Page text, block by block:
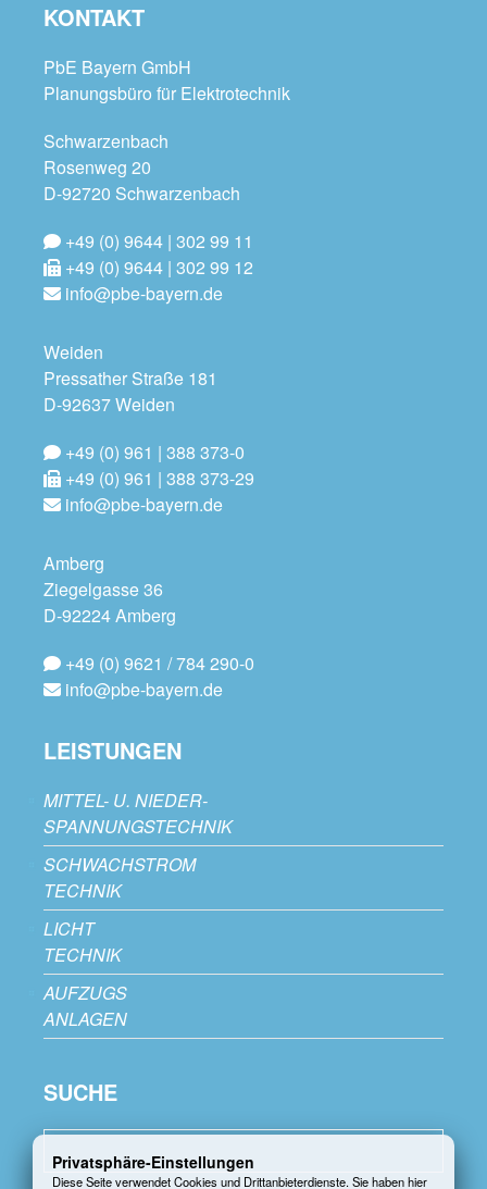
KONTAKT
PbE Bayern GmbH
Planungsbüro für Elektrotechnik
Schwarzenbach
Rosenweg 20
D-92720 Schwarzenbach
+49 (0) 9644 | 302 99 11
+49 (0) 9644 | 302 99 12
info@pbe-bayern.de
Weiden
Pressather Straße 181
D-92637 Weiden
+49 (0) 961 | 388 373-0
+49 (0) 961 | 388 373-29
info@pbe-bayern.de
Amberg
Ziegelgasse 36
D-92224 Amberg
+49 (0) 9621 / 784 290-0
info@pbe-bayern.de
LEISTUNGEN
MITTEL- U. NIEDER-
SPANNUNGSTECHNIK
SCHWACHSTROM
TECHNIK
LICHT
TECHNIK
AUFZUGS
ANLAGEN
SUCHE
Privatsphäre-Einstellungen
Diese Seite verwendet Cookies und Drittanbieterdienste. Sie haben hier